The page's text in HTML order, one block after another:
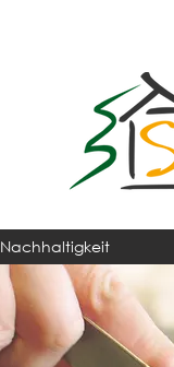
Nachhaltigkeit